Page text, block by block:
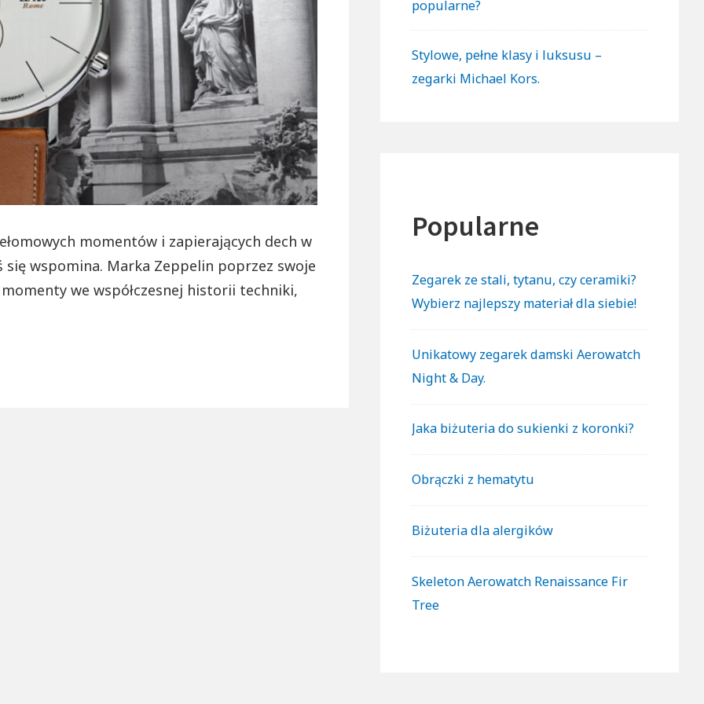
momentów i zapierających dech w
wspomina. Marka Zeppelin poprzez swoje
we współczesnej historii techniki,
popularne?
Stylowe, pełne klasy i luksusu –
zegarki Michael Kors.
Popularne
Zegarek ze stali, tytanu, czy ceramiki?
Wybierz najlepszy materiał dla siebie!
Unikatowy zegarek damski Aerowatch
Night & Day.
Jaka biżuteria do sukienki z koronki?
Obrączki z hematytu
Biżuteria dla alergików
Skeleton Aerowatch Renaissance Fir
Tree